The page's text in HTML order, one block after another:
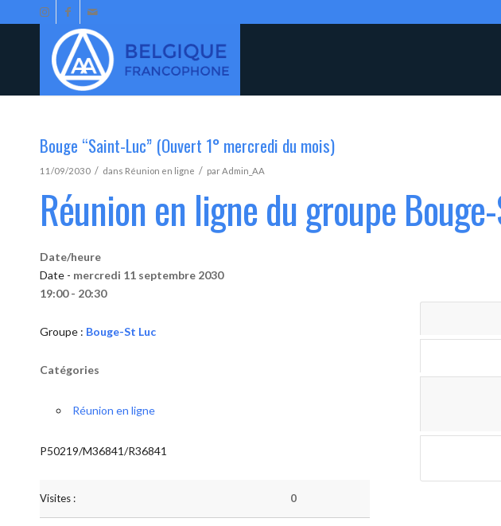
Bouge “Saint-Luc” (Ouvert 1° mercredi du mois)
11/09/2030 / dans Réunion en ligne / parAdmin_AA
Réunion en ligne du groupe
Date/heure
Date - mercredi 11 septembre 2030
19:00 - 20:30
Groupe : Bouge-St Luc
Catégories
Réunion en ligne
P50219/M36841/R36841
Visites : 0